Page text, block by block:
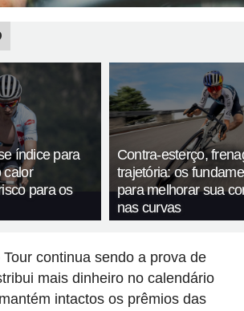
índice para
calor
para os
Contra-esterço,
trajetória: os
para melhorar sua
nas curvas
continua sendo a prova de
mais dinheiro no calendário
intactos os prêmios das